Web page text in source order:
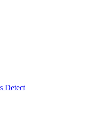
Detect